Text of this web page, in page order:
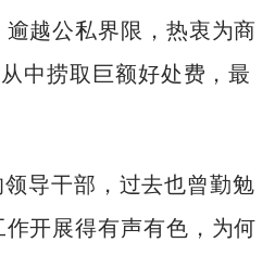
越公私界限，热衷为商
中捞取巨额好处费，最
导干部，过去也曾勤勉
开展得有声有色，为何